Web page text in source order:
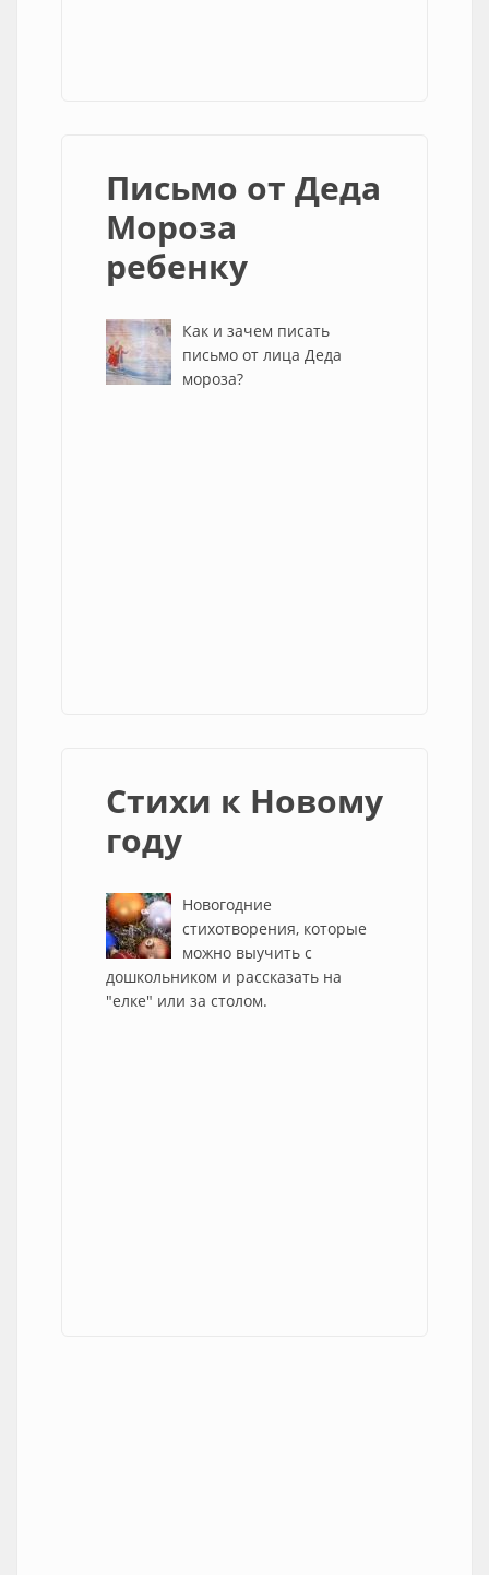
Письмо от Деда
Мороза
ребенку
Как и зачем писать
письмо от лица Деда
мороза?
Стихи к Новому
году
Новогодние
стихотворения, которые
можно выучить с
дошкольником и рассказать на
"елке" или за столом.